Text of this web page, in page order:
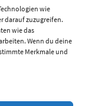
wie
darauf zuzugreifen.
wie das
Wenn du deine
Merkmale und